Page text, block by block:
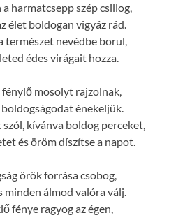
harmatcsepp szép csillog,
élet boldogan vigyáz rád.
természet nevédbe borul,
édes virágait hozza.
mosolyt rajzolnak,
boldogságodat énekeljük.
kívánva boldog perceket,
és öröm díszítse a napot.
örök forrása csobog,
minden álmod valóra válj.
fénye ragyog az égen,